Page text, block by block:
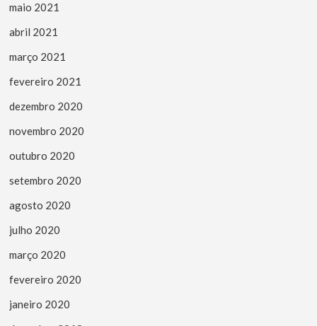
maio 2021
abril 2021
março 2021
fevereiro 2021
dezembro 2020
novembro 2020
outubro 2020
setembro 2020
agosto 2020
julho 2020
março 2020
fevereiro 2020
janeiro 2020